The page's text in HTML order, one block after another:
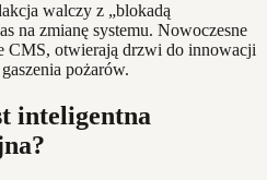
walczy z „blokadą
na zmianę systemu. Nowoczesne
CMS, otwierają drzwi do innowacji
pożarów.
inteligentna